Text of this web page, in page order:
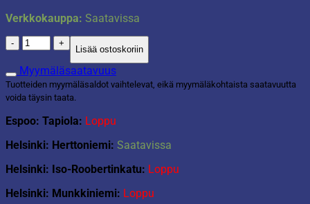
Verkkokauppa: Saatavissa
Kynttilät
30cm
4kpl
kulta
määrä
Lisää ostoskoriin
Myymäläsaatavuus
Tuotteiden myymäläsaldot vaihtelevat, eikä myymäläkohtaista saatavuutta
voida täysin taata.
Espoo: Tapiola: Loppu
Helsinki: Herttoniemi: Saatavissa
Helsinki: Iso-Roobertinkatu: Loppu
Helsinki: Munkkiniemi: Loppu